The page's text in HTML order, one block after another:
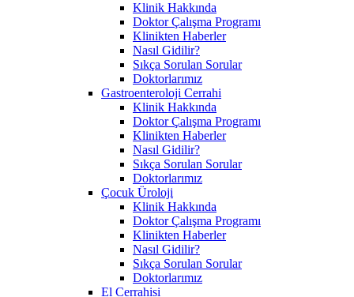
Klinik Hakkında
Doktor Çalışma Programı
Klinikten Haberler
Nasıl Gidilir?
Sıkça Sorulan Sorular
Doktorlarımız
Gastroenteroloji Cerrahi
Klinik Hakkında
Doktor Çalışma Programı
Klinikten Haberler
Nasıl Gidilir?
Sıkça Sorulan Sorular
Doktorlarımız
Çocuk Üroloji
Klinik Hakkında
Doktor Çalışma Programı
Klinikten Haberler
Nasıl Gidilir?
Sıkça Sorulan Sorular
Doktorlarımız
El Cerrahisi